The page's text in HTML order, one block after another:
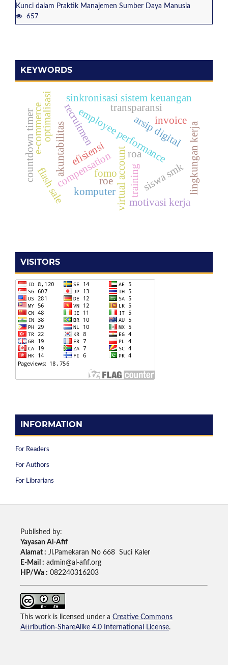
Kunci dalam Praktik ‎Manajemen Sumber Daya Manusia
657
KEYWORDS
recruitmen
compensation training
employee performance
sinkronisasi sistem keuangan
virtual account
transparansi
akuntabilitas
motivasi kerja
lingkungan kerja
flash sale
countdown timer fomo siswa smk
arsip digital
efisiensi
optimalisasi
komputer
e-commerce roa
roe
invoice
VISITORS
INFORMATION
For Readers
For Authors
For Librarians
Published by:
Yayasan Al-Afif
Alamat : Jl.Pamekaran No 668 Suci Kaler
E-Mail : admin@al-afif.org
HP/Wa : 082240316203
This work is licensed under a Creative Commons
Attribution-ShareAlike 4.0 International License.